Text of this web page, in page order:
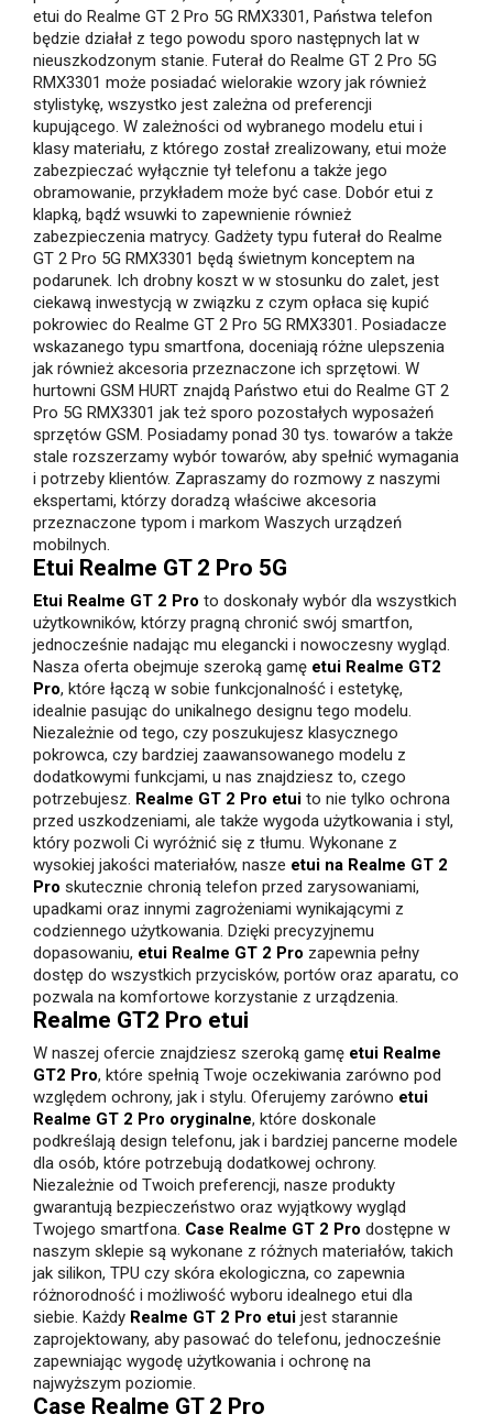
etui do Realme GT 2 Pro 5G RMX3301, Państwa telefon
będzie działał z tego powodu sporo następnych lat w
nieuszkodzonym stanie. Futerał do Realme GT 2 Pro 5G
RMX3301 może posiadać wielorakie wzory jak również
stylistykę, wszystko jest zależna od preferencji
kupującego. W zależności od wybranego modelu etui i
klasy materiału, z którego został zrealizowany, etui może
zabezpieczać wyłącznie tył telefonu a także jego
obramowanie, przykładem może być case. Dobór etui z
klapką, bądź wsuwki to zapewnienie również
zabezpieczenia matrycy. Gadżety typu futerał do Realme
GT 2 Pro 5G RMX3301 będą świetnym konceptem na
podarunek. Ich drobny koszt w w stosunku do zalet, jest
ciekawą inwestycją w związku z czym opłaca się kupić
pokrowiec do Realme GT 2 Pro 5G RMX3301. Posiadacze
wskazanego typu smartfona, doceniają różne ulepszenia
jak również akcesoria przeznaczone ich sprzętowi. W
hurtowni GSM HURT znajdą Państwo etui do Realme GT 2
Pro 5G RMX3301 jak też sporo pozostałych wyposażeń
sprzętów GSM. Posiadamy ponad 30 tys. towarów a także
stale rozszerzamy wybór towarów, aby spełnić wymagania
i potrzeby klientów. Zapraszamy do rozmowy z naszymi
ekspertami, którzy doradzą właściwe akcesoria
przeznaczone typom i markom Waszych urządzeń
mobilnych.
Etui Realme GT 2 Pro 5G
Etui Realme GT 2 Pro to doskonały wybór dla wszystkich
użytkowników, którzy pragną chronić swój smartfon,
jednocześnie nadając mu elegancki i nowoczesny wygląd.
Nasza oferta obejmuje szeroką gamę etui Realme GT2
Pro, które łączą w sobie funkcjonalność i estetykę,
idealnie pasując do unikalnego designu tego modelu.
Niezależnie od tego, czy poszukujesz klasycznego
pokrowca, czy bardziej zaawansowanego modelu z
dodatkowymi funkcjami, u nas znajdziesz to, czego
potrzebujesz. Realme GT 2 Pro etui to nie tylko ochrona
przed uszkodzeniami, ale także wygoda użytkowania i styl,
który pozwoli Ci wyróżnić się z tłumu. Wykonane z
wysokiej jakości materiałów, nasze etui na Realme GT 2
Pro skutecznie chronią telefon przed zarysowaniami,
upadkami oraz innymi zagrożeniami wynikającymi z
codziennego użytkowania. Dzięki precyzyjnemu
dopasowaniu, etui Realme GT 2 Pro zapewnia pełny
dostęp do wszystkich przycisków, portów oraz aparatu, co
pozwala na komfortowe korzystanie z urządzenia.
Realme GT2 Pro etui
W naszej ofercie znajdziesz szeroką gamę etui Realme
GT2 Pro, które spełnią Twoje oczekiwania zarówno pod
względem ochrony, jak i stylu. Oferujemy zarówno etui
Realme GT 2 Pro oryginalne, które doskonale
podkreślają design telefonu, jak i bardziej pancerne modele
dla osób, które potrzebują dodatkowej ochrony.
Niezależnie od Twoich preferencji, nasze produkty
gwarantują bezpieczeństwo oraz wyjątkowy wygląd
Twojego smartfona. Case Realme GT 2 Pro dostępne w
naszym sklepie są wykonane z różnych materiałów, takich
jak silikon, TPU czy skóra ekologiczna, co zapewnia
różnorodność i możliwość wyboru idealnego etui dla
siebie. Każdy Realme GT 2 Pro etui jest starannie
zaprojektowany, aby pasować do telefonu, jednocześnie
zapewniając wygodę użytkowania i ochronę na
najwyższym poziomie.
Case Realme GT 2 Pro